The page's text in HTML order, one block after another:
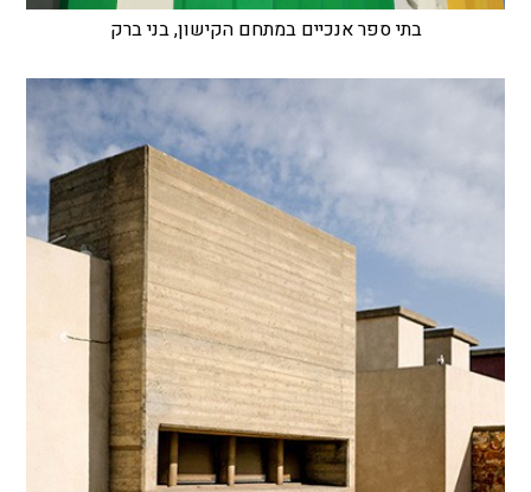
בתי ספר אנכיים במתחם הקישון, בני ברק